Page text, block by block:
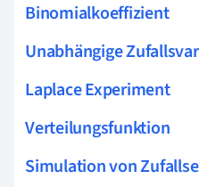
Binomialkoeffizient
Unabhängige
Laplace Experiment
Verteilungsfunktion
Simulation von